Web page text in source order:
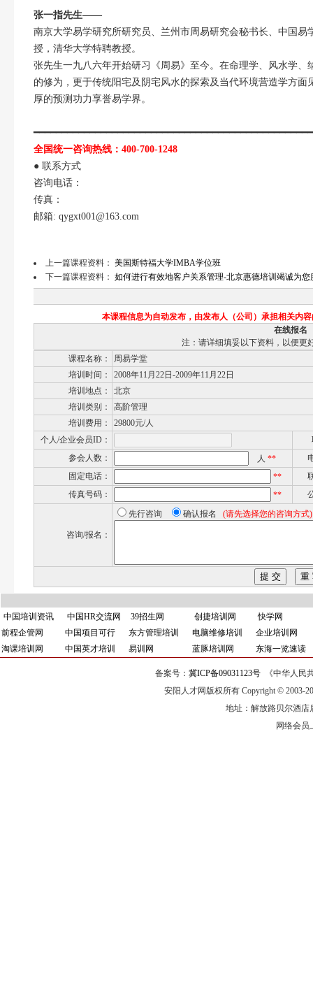
张一指先生——
南京大学易学研究所研究员、兰州市周易研究会秘书长、中国
授，清华大学特聘教授。
张先生一九八六年开始研习《周易》至今。在命理学、风水学
的修为，更于传统阳宅及阴宅风水的探索及当代环境营造学方
厚的预测功力享誉易学界。
全国统一咨询热线：400-700-1248
● 联系方式
咨询电话：
传真：
邮箱: qygxt001@163.com
上一篇课程资料： 美国斯特福大学IMBA学位班
下一篇课程资料： 如何进行有效地客户关系管理-北京惠德培训竭诚为您
本课程信息为自动发布，由发布人（公司）承担相关内
在线报名
注：请详细填妥以下资料，以便更
课程名称：
周易学堂
培训时间：
2008年11月22日-2009年11月22日
培训地点：
北京
培训类别：
高阶管理
培训费用：
29800元/人
个人/企业会员ID：
参会人数：
人 **
固定电话：
**
传真号码：
**
咨询/报名：
先行咨询 确认报名 (请先选择您的咨询方式)
中国培训资讯 中国HR交流网 39招生网 创捷培训网
快学网
前程企管网
中国项目可行 东方管理培训 电脑维修培训
企业培训网
淘课培训网
中国英才培训 易训网 蓝豚培训网 东海一览速读
备案号： 冀ICP备09031123号《中华人民
安阳人才网版权所有 Copyright © 2003-
地址：解放路贝尔酒店
网络会员